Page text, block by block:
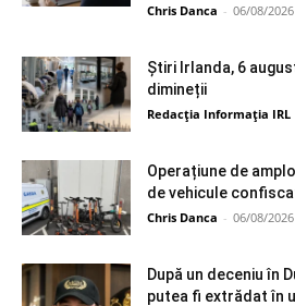
Chris Danca - 06/08/2026
Știri Irlanda, 6
dimineții
Redacția Informația IRL
Operațiune de
de vehicule
Chris Danca - 06/08/2026
După un deceniu în
putea fi extrădat în